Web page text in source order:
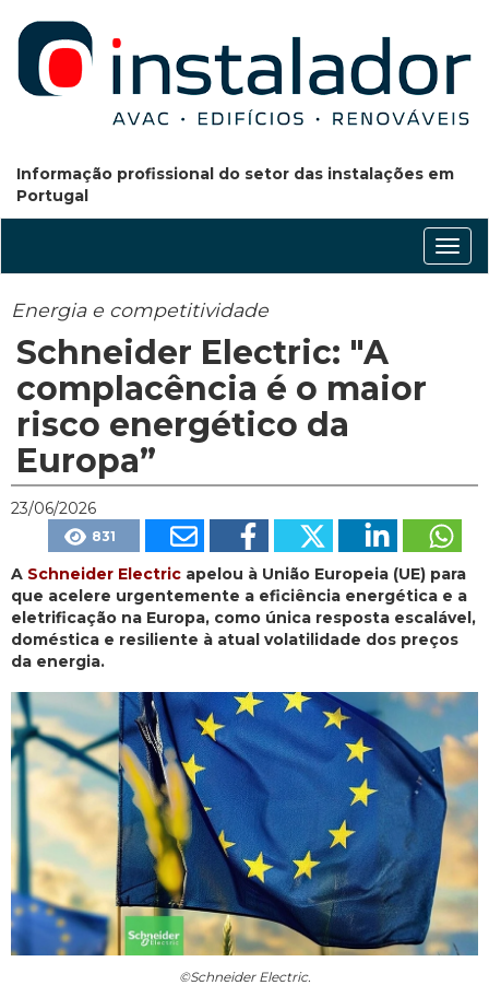
Informação profissional do setor das instalações em
Portugal
Energia e competitividade
Schneider Electric: "A
complacência é o maior
risco energético da
Europa”
23/06/2026
831
A Schneider Electric apelou à União Europeia (UE) para
que acelere urgentemente a eficiência energética e a
eletrificação na Europa, como única resposta escalável,
doméstica e resiliente à atual volatilidade dos preços
da energia.
©Schneider Electric.